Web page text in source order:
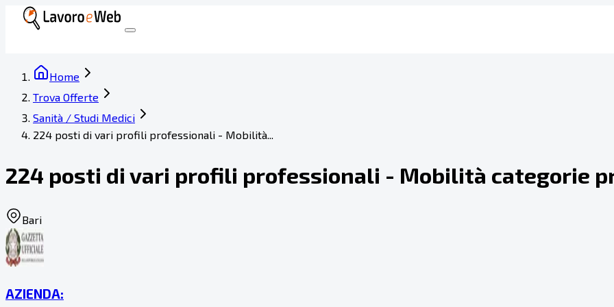
Home
Trova Offerte
Sanità / Studi Medici
224 posti di vari profili professionali - Mobilità...
224 posti di vari profili professionali - Mobilità categorie
Bari
AZIENDA: